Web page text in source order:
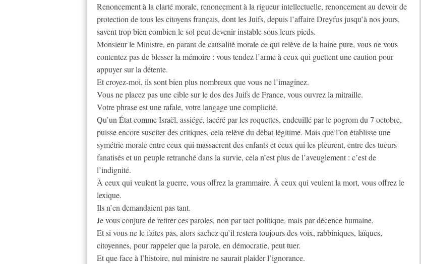
Renoncement à la clarté morale, renoncement à la rigueur intellectuelle, renoncement au devoir de
protection de tous les citoyens français, dont les Juifs, depuis l’affaire Dreyfus jusqu’à nos jours,
savent trop bien combien le sol peut devenir instable sous leurs pieds.
Monsieur le Ministre, en parant de causalité morale ce qui relève de la haine pure, vous ne vous
contentez pas de blesser la mémoire : vous tendez l’arme à ceux qui guettent une caution pour
appuyer sur la détente.
Et croyez-moi, ils sont bien plus nombreux que vous ne l’imaginez.
Vous ne placez pas une cible sur le dos des Juifs de France, vous ouvrez la mitraille.
Votre phrase est une rafale, votre langage une complicité.
Qu’un État comme Israël, assiégé, lacéré par les roquettes, endeuillé par le pogrom du 7 octobre,
puisse encore susciter des critiques, cela relève du débat légitime. Mais que l’on établisse une
symétrie morale entre ceux qui massacrent des enfants et ceux qui les pleurent, entre des tueurs
fanatisés et un peuple retranché dans la survie, cela n’est plus de l’aveuglement : c’est de
l’indignité.
À ceux qui veulent la guerre, vous offrez la grammaire. À ceux qui veulent la mort, vous offrez le
lexique.
Ils n’en demandaient pas tant.
Je vous conjure de retirer ces paroles, non par tact politique, mais par décence humaine.
Et si vous ne le faites pas, alors sachez qu’il restera toujours des voix, rabbiniques, laïques,
citoyennes, pour rappeler que la parole, en démocratie, peut tuer.
Et que face à l’histoire, nul ministre ne saurait plaider l’ignorance.